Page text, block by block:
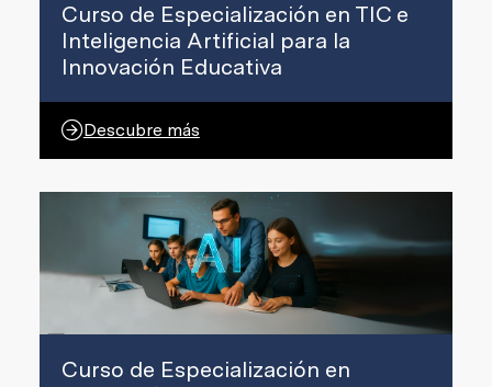
Curso de Especialización en TIC e
Inteligencia Artificial para la
Innovación Educativa
Descubre más
Curso de Especialización en